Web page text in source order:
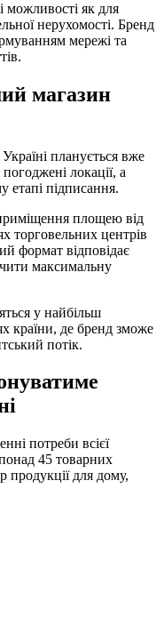
можливості як для
нерухомості. Бренд
мережі та
магазин
планується вже
локації, а
етапі підписання.
площею від
торговельних центрів
формат відповідає
максимальну
у найбільш
країни, де бренд зможе
потік.
потреби всієї
45 товарних
продукції для дому,